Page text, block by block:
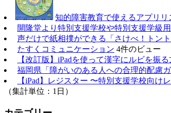
知的障害教育で使えるアプリリ
開隆堂より特別支援学校や特別支援学級
声だけで紙相撲ができる「さけべ！トント
たすくコミュニケーション 4件のビュー
【改訂版】iPadを使って漢字にルビを振
福岡県「障がいのある人への合理的配慮ガ
【iPad】レジスター 〜特別支援学校向け
（集計単位：1日）